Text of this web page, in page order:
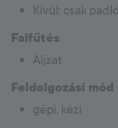
Kívül: csak padló
Falfűtés
Aljzat
Feldolgozási mód
gépi, kézi